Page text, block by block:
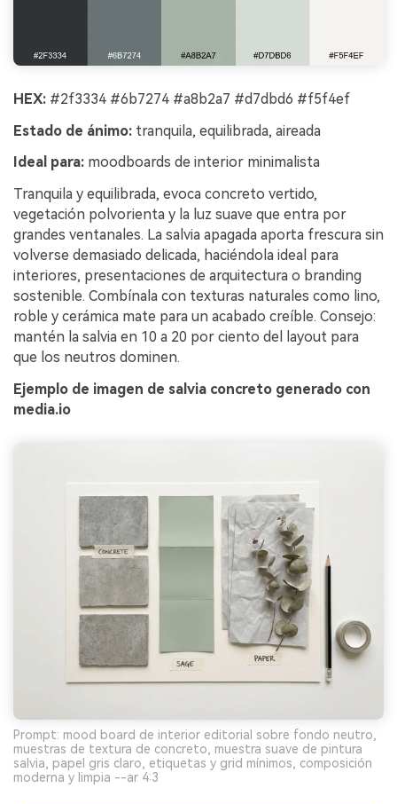
HEX: #2f3334 #6b7274 #a8b2a7 #d7dbd6 #f5f4ef
Estado de ánimo: tranquila, equilibrada, aireada
Ideal para: moodboards de interior minimalista
Tranquila y equilibrada, evoca concreto vertido,
vegetación polvorienta y la luz suave que entra por
grandes ventanales. La salvia apagada aporta frescura sin
volverse demasiado delicada, haciéndola ideal para
interiores, presentaciones de arquitectura o branding
sostenible. Combínala con texturas naturales como lino,
roble y cerámica mate para un acabado creíble. Consejo:
mantén la salvia en 10 a 20 por ciento del layout para
que los neutros dominen.
Ejemplo de imagen de salvia concreto generado con
media.io
Prompt: mood board de interior editorial sobre fondo neutro,
muestras de textura de concreto, muestra suave de pintura
salvia, papel gris claro, etiquetas y grid mínimos, composición
moderna y limpia --ar 4:3